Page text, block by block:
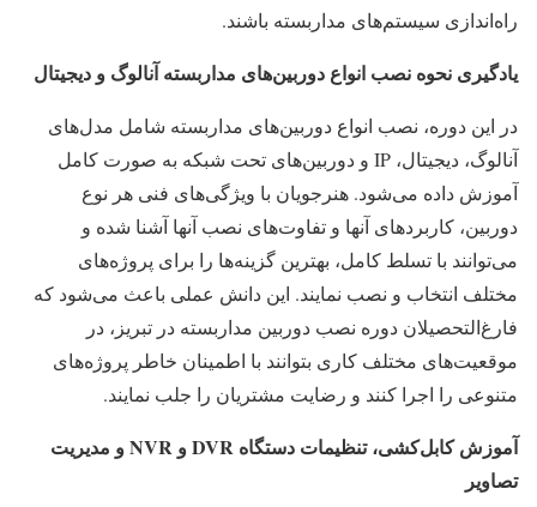
راه‌اندازی سیستم‌های مداربسته باشند.
یادگیری نحوه نصب انواع دوربین‌های مداربسته آنالوگ و دیجیتال
در این دوره، نصب انواع دوربین‌های مداربسته شامل مدل‌های
آنالوگ، دیجیتال، IP و دوربین‌های تحت شبکه به صورت کامل
آموزش داده می‌شود. هنرجویان با ویژگی‌های فنی هر نوع
دوربین، کاربردهای آنها و تفاوت‌های نصب آنها آشنا شده و
می‌توانند با تسلط کامل، بهترین گزینه‌ها را برای پروژه‌های
مختلف انتخاب و نصب نمایند. این دانش عملی باعث می‌شود که
فارغ‌التحصیلان دوره نصب دوربین مداربسته در تبریز، در
موقعیت‌های مختلف کاری بتوانند با اطمینان خاطر پروژه‌های
متنوعی را اجرا کنند و رضایت مشتریان را جلب نمایند.
آموزش کابل‌کشی، تنظیمات دستگاه و
و مدیریت
تصاویر